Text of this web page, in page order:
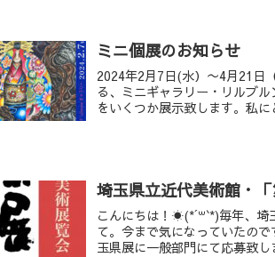
ミニ個展のお知らせ
2024年2月7日(水）〜4月21日
る、ミニギャラリー・リルブ
をいくつか展示致します。私
埼玉県立近代美術館・
こんにちは！☀️(*´꒳`*)毎年、
て。今まで気になっていたの
玉県展に一般部門にて応募致